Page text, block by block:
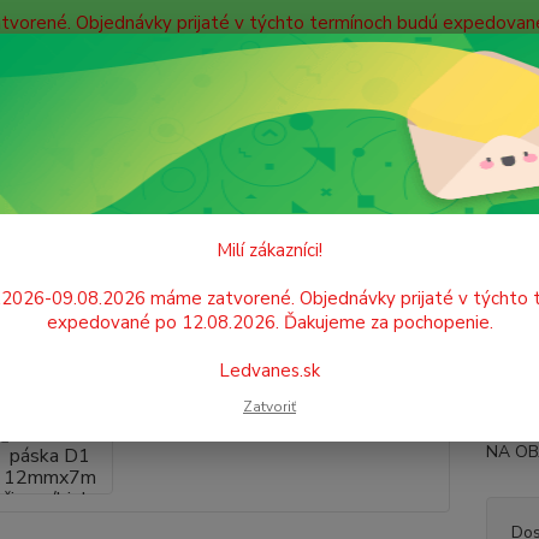
Objednávky prijaté v týchto termínoch budú
údajov Doprava
Hľadať +421
Po. -
Etiketovanie
páska D1 12mmx7m čierna/
NA
Milí zákazníci!
09.08.2026 máme zatvorené. Objednávky prijaté v týchto
expedované po 12.08.2026. Ďakujeme za pochopenie.
Ledvanes.sk
Zatvoriť